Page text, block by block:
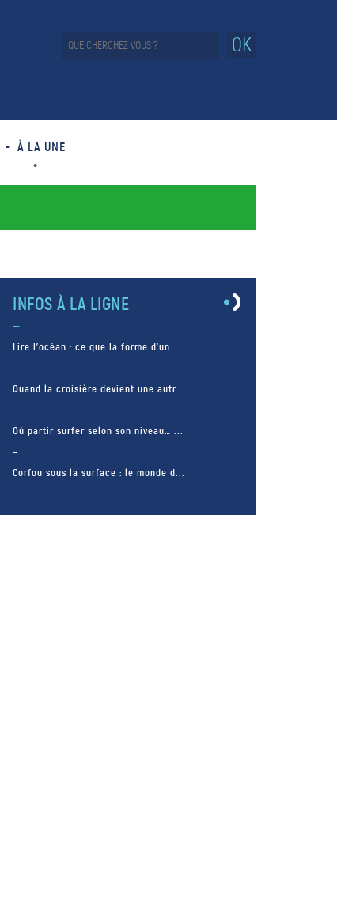
OK
À LA UNE
INFOS À LA LIGNE
Lire l’océan : ce que la forme d’un...
Quand la croisière devient une autr...
Où partir surfer selon son niveau… ...
Corfou sous la surface : le monde d...